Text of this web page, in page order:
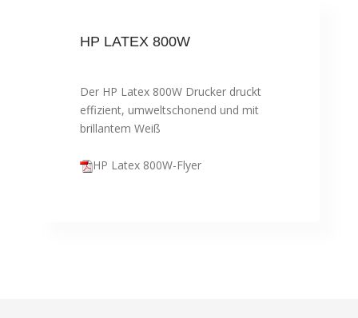
HP LATEX 800W
Der HP Latex 800W Drucker druckt
effizient, umweltschonend und mit
brillantem Weiß
HP Latex 800W-Flyer